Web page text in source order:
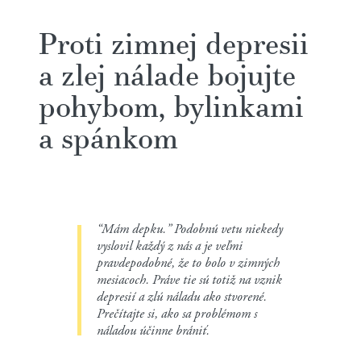
Proti zimnej depresii
a zlej nálade bojujte
pohybom, bylinkami
a spánkom
“Mám depku.” Podobnú vetu niekedy
vyslovil každý z nás a je veľmi
pravdepodobné, že to bolo v zimných
mesiacoch. Práve tie sú totiž na vznik
depresií a zlú náladu ako stvorené.
Prečítajte si, ako sa problémom s
náladou účinne brániť.